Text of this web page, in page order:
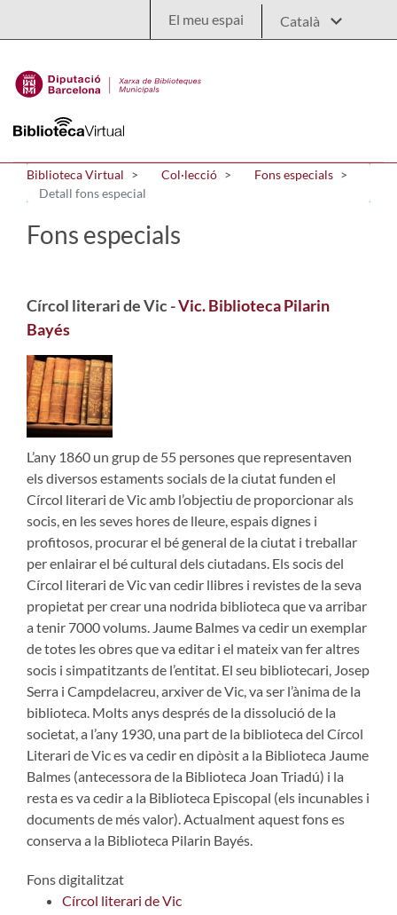
El meu espai
Biblioteca Virtual Col·lecció
Fons especials
Detall fons especial
Fons especials
Círcol literari de Vic -Vic. Biblioteca Pilarin
Bayés
L’any 1860 un grup de 55 persones que representaven
els diversos estaments socials de la ciutat funden el
Círcol literari de Vic amb l’objectiu de proporcionar als
socis, en les seves hores de lleure, espais dignes i
profitosos, procurar el bé general de la ciutat i treballar
per enlairar el bé cultural dels ciutadans. Els socis del
Círcol literari de Vic van cedir llibres i revistes de la seva
propietat per crear una nodrida biblioteca que va arribar
a tenir 7000 volums. Jaume Balmes va cedir un exemplar
de totes les obres que va editar i el mateix van fer altres
socis i simpatitzants de l’entitat. El seu bibliotecari, Josep
Serra i Campdelacreu, arxiver de Vic, va ser l’ànima de la
biblioteca. Molts anys després de la dissolució de la
societat, a l’any 1930, una part de la biblioteca del Círcol
Literari de Vic es va cedir en dipòsit a la Biblioteca Jaume
Balmes (antecessora de la Biblioteca Joan Triadú) i la
resta es va cedir a la Biblioteca Episcopal (els incunables i
documents de més valor). Actualment aquest fons es
conserva a la Biblioteca Pilarin Bayés.
Fons digitalitzat
Círcol literari de Vic